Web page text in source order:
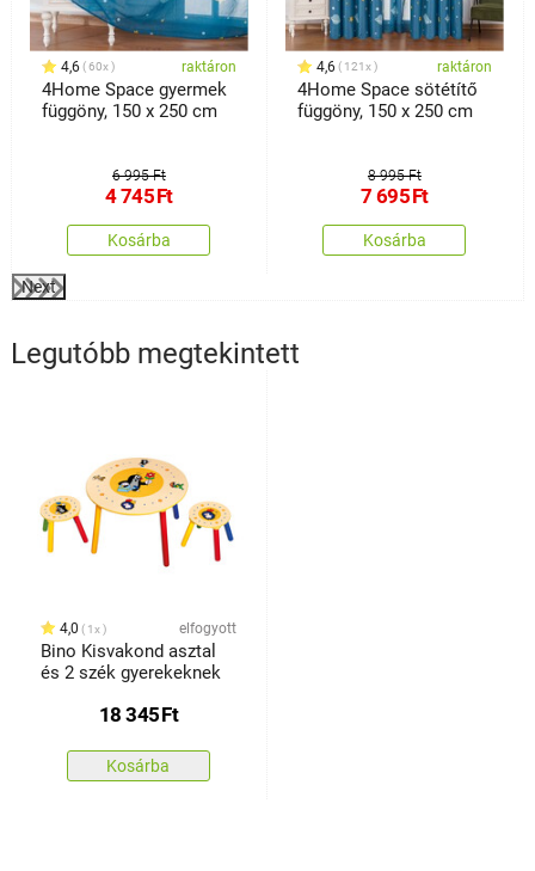
4,6 60x raktáron
4Home Space gyermek
függöny, 150 x 250 cm
6 995 Ft
4 745Ft
Kosárba
4,6 121x raktáron
4Home Space sötétítő
függöny, 150 x 250 cm
8 995 Ft
7 695Ft
Kosárba
Next
Legutóbb megtekintett
4,0 1x elfogyott
Bino Kisvakond asztal
és 2 szék gyerekeknek
18 345Ft
Kosárba